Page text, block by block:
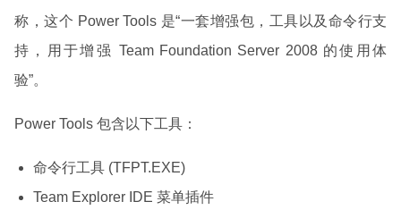
称，这个 Power Tools 是“一套增强包，工具以及命令行支
持，用于增强 Team Foundation Server 2008 的使用体
验”。
Power Tools 包含以下工具：
命令行工具 (TFPT.EXE)
Team Explorer IDE 菜单插件